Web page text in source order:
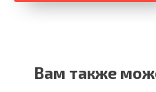
Вам также